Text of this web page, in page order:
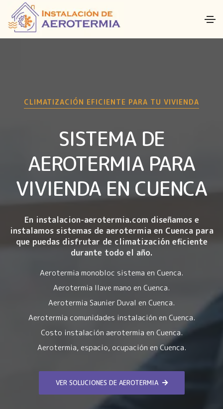
CLIMATIZACIÓN EFICIENTE PARA TU VIVIENDA
SISTEMA DE
AEROTERMIA PARA
VIVIENDA EN CUENCA
En instalacion-aerotermia.com diseñamos e
instalamos sistemas de aerotermia en Cuenca para
que puedas disfrutar de climatización eficiente
durante todo el año.
Aerotermia monobloc sistema en Cuenca.
Aerotermia llave mano en Cuenca.
Aerotermia Saunier Duval en Cuenca.
Aerotermia comunidades instalación en Cuenca.
Costo instalación aerotermia en Cuenca.
Aerotermia, espacio, ocupación en Cuenca.
VER SOLUCIONES DE AEROTERMIA